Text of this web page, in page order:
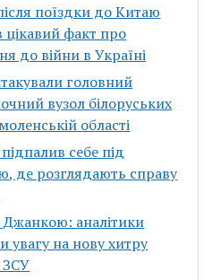
поїздки до Китаю
цікавий факт про
до війни в Україні
головний
вузол білоруських
області
себе під
де розглядають справу
аналітики
увагу на нову хитру
ЗСУ